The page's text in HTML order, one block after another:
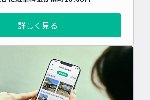
詳しく見る